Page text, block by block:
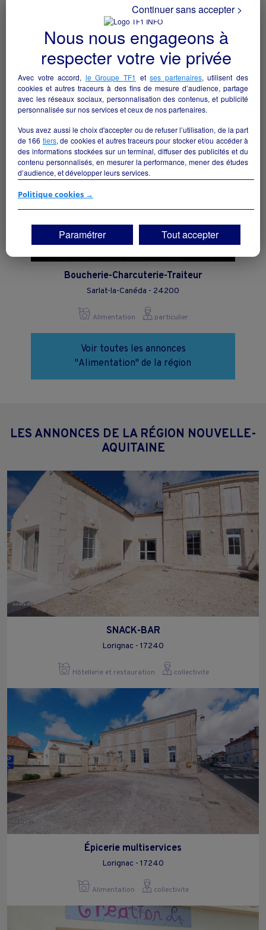
Reprise supérette VIVAL
Bordes - 64510
Alimentation particulier
Boucherie-Charcuterie-Traiteur
Sarlat-la-Canéda - 24200
Alimentation particulier
Voir toutes les annonces
"Alimentation" de la région
LES ANNONCES DE LA RÉGION NOUVELLE-
AQUITAINE
SNACK-BAR
Lorignac - 17240
Hôtellerie et restauration collectivite
Épicerie multiservices
Lorignac - 17240
Alimentation collectivite
Nous nous engageons à
respecter votre vie privée
Avec votre accord, le Groupe TF1 etses partenaires, utilisent des
cookies et autres traceurs à des fins de mesure d’audience, partage
avec les réseaux sociaux, personnalisation des contenus, et publicité
personnalisée sur nos services et ceux de nos partenaires.
Vous avez aussi le choix d'accepter ou de refuser l’utilisation, de la part
de 166 tiers, de cookies et autres traceurs pour stocker et/ou accéder à
des informations stockées sur un terminal, diffuser des publicités et du
contenu personnalisés, en mesurer la performance, mener des études
d’audience, et développer leurs services.
Si vous continuez sans accepter, les fonctionnalités liées à la
vos centres d'intérêt. Seuls lescookies/traceurs techniquesseront
déposés et lus sur votre terminal.
Vous pouvez exprimer vos choix en cliquant sur "Tout accepter",
moment en cliquant sur le lien "Paramétrez vos choix" situé en bas de
Politique cookies →
Paramétrer
Continuer sans accepter >
Tout accepter